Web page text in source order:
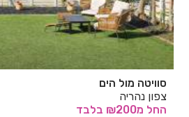
סוויטה מול הים
צפון נהריה
החל מ₪200 בלבד